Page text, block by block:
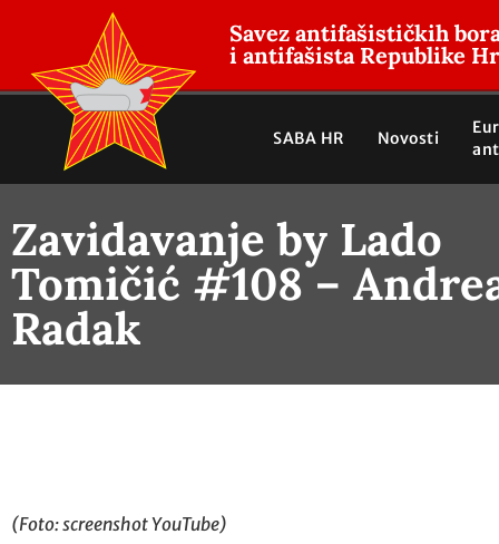
Savez antifašističkih
i antifašista Republike
SABA HR Novosti
Zavidavanje by Lado
Tomičić #108 –
Radak
(Foto: screenshot YouTube)